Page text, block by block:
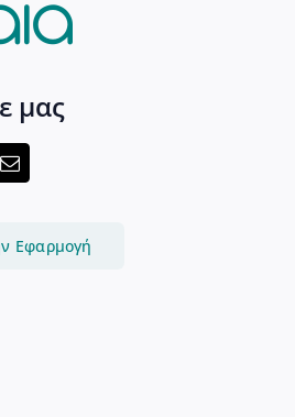
μας
Εφαρμογή